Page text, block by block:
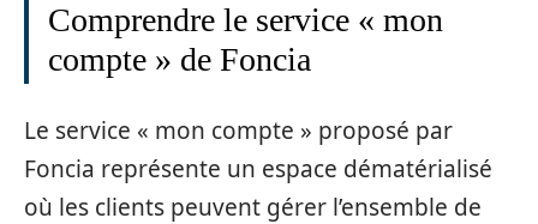
Comprendre le service « mon
compte » de Foncia
Le service « mon compte » proposé par
Foncia représente un espace dématérialisé
où les clients peuvent gérer l’ensemble de